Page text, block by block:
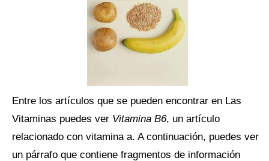
Entre los artículos que se pueden encontrar en Las
Vitaminas puedes ver Vitamina B6, un artículo
relacionado con vitamina a. A continuación, puedes ver
un párrafo que contiene fragmentos de información